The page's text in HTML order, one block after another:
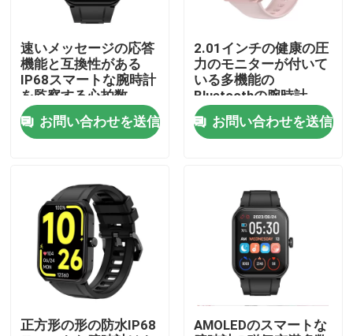
連絡 ください
ニュース
Smartwatchを呼んでいるBT
AMOLEDスマートウォッチ
男女兼用のスマートな腕時計
GPSスマートウォッチ
速いメッセージの応答
機能と互換性がある
IP68スマートな腕時計
を監察する心拍数
お問い合わせを送信
2.01インチの健康の圧
力のモニターが付いて
いる多機能の
Bluetoothの腕時計
お問い合わせを送信
正方形の形の防水IP68
AMOLEDのスマートな